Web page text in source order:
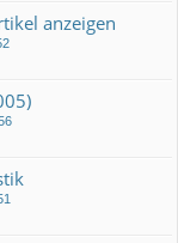
anzeigen